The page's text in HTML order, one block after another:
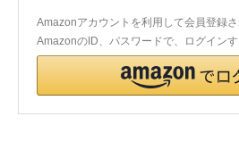
お問い合わせ
Amazonアカウントを利用して会員登録さ
AmazonのID、パスワードで、ログインす